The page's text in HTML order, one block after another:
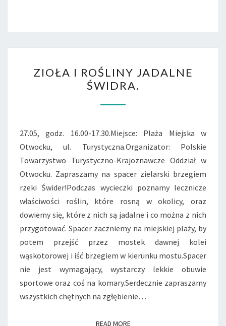
I
ROŚLINY
JADALNE
ZIOŁA I ROŚLINY JADALNE
ŚWIDRA.
27.05, godz. 16.00-17.30.Miejsce: Plaża Miejska w
Otwocku, ul. Turystyczna.Organizator: Polskie
Towarzystwo Turystyczno-Krajoznawcze Oddział w
Otwocku. Zapraszamy na spacer zielarski brzegiem
rzeki Świder!Podczas wycieczki poznamy lecznicze
właściwości roślin, które rosną w okolicy, oraz
dowiemy się, które z nich są jadalne i co można z nich
przygotować. Spacer zaczniemy na miejskiej plaży, by
potem przejść przez mostek dawnej kolei
wąskotorowej i iść brzegiem w kierunku mostu.Spacer
nie jest wymagający, wystarczy lekkie obuwie
sportowe oraz coś na komary.Serdecznie zapraszamy
wszystkich chętnych na zgłębienie…
READ MOREREAD MORE